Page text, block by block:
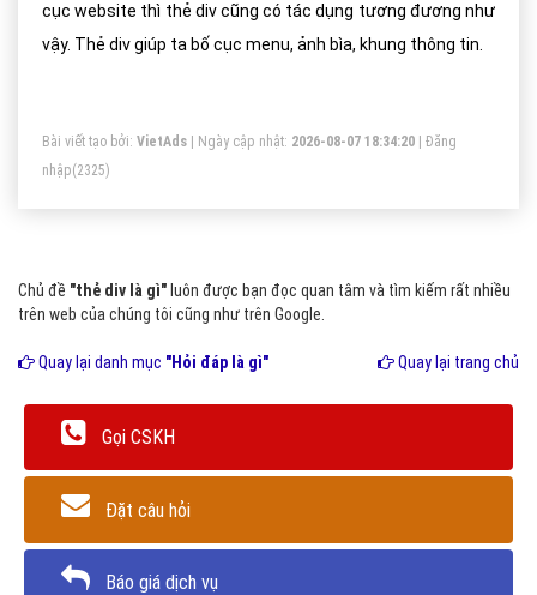
cục website thì thẻ div cũng có tác dụng tương đương như
vậy. Thẻ div giúp ta bố cục menu, ảnh bìa, khung thông tin.
Bài viết tạo bởi: VietAds | Ngày cập nhật: 2026-08-07 18:34:20
Đăng
nhập(2325)
Chủ đề "thẻ div là gì" luôn được bạn đọc quan tâm và tìm kiếm rất nhiều
trên web của chúng tôi cũng như trên Google.
Quay lại danh mục "Hỏi đáp là gì" Quay lại trang chủ
Gọi CSKH
Đặt câu hỏi
Báo giá dịch vụ